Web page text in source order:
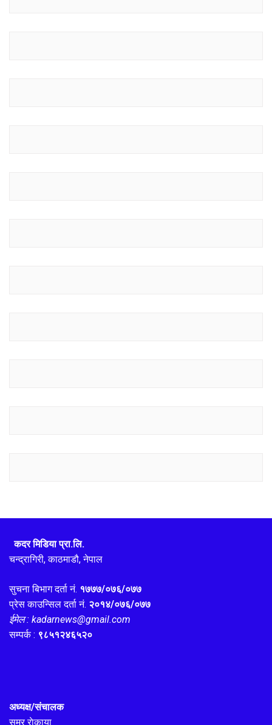
कदर मिडिया प्रा.लि.
चन्द्रागिरी, काठमाडौ, नेपाल
सुचना बिभाग दर्ता नं. १७७७/०७६/०७७
प्रेस काउन्सिल दर्ता नं. २०१४/०७६/०७७
ईमेल : kadarnews@gmail.com
सम्पर्क : ९८५१२४६५२०
अध्यक्ष/संचालक
समर राेकाया